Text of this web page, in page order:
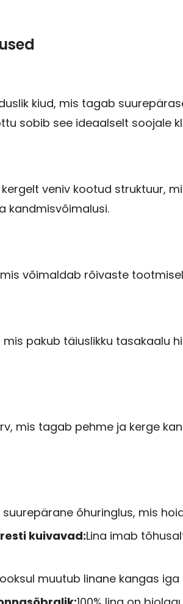
kiud, mis tagab
sobib see ideaalselt soojale
kergelt veniv kootud struktuur,
kandmisvõimalusi.
mis võimaldab rõivaste
mis pakub täiuslikku tasakaalu
mis tagab pehme ja kerge
suurepärane õhuringlus, mis
kuivavad:Lina imab
muutub linane kangas